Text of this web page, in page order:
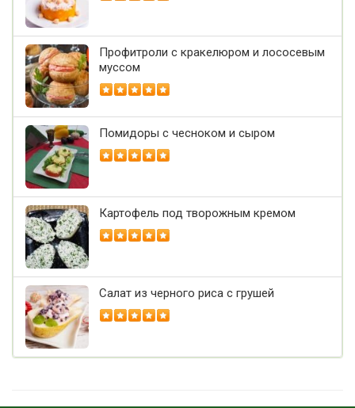
Профитроли с кракелюром и лососевым
муссом
Помидоры с чесноком и сыром
Картофель под творожным кремом
Салат из черного риса с грушей